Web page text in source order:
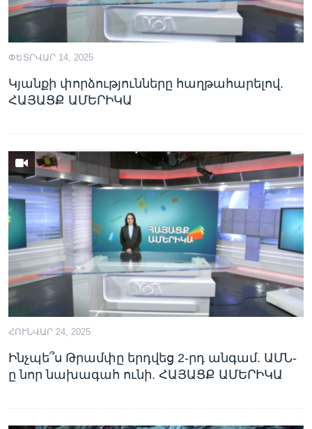
ՓԵՏՐՎԱՐ 14, 2025
Կյանքի փորձությունները հաղթահարելով.
ՀԱՅԱՑՔ ԱՄԵՐԻԿԱ
ՀՈՒՆՎԱՐ 24, 2025
Ինչպե՞ս Թրամփը երդվեց 2-րդ անգամ. ԱՄՆ-
ը նոր նախագահ ունի. ՀԱՅԱՑՔ ԱՄԵՐԻԿԱ